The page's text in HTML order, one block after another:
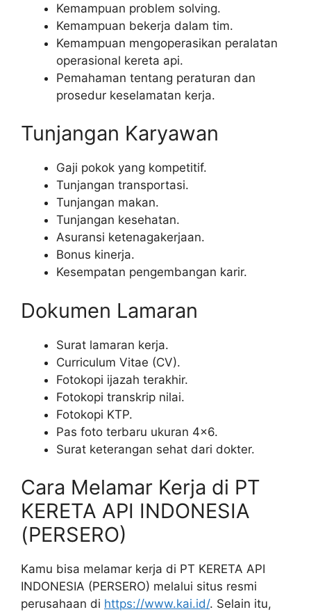
Kemampuan problem solving.
Kemampuan bekerja dalam tim.
Kemampuan mengoperasikan peralatan
operasional kereta api.
Pemahaman tentang peraturan dan
prosedur keselamatan kerja.
Tunjangan Karyawan
Gaji pokok yang kompetitif.
Tunjangan transportasi.
Tunjangan makan.
Tunjangan kesehatan.
Asuransi ketenagakerjaan.
Bonus kinerja.
Kesempatan pengembangan karir.
Dokumen Lamaran
Surat lamaran kerja.
Curriculum Vitae (CV).
Fotokopi ijazah terakhir.
Fotokopi transkrip nilai.
Fotokopi KTP.
Pas foto terbaru ukuran 4×6.
Surat keterangan sehat dari dokter.
Cara Melamar Kerja di PT
KERETA API INDONESIA
(PERSERO)
Kamu bisa melamar kerja di PT KERETA API
INDONESIA (PERSERO) melalui situs resmi
perusahaan di https://www.kai.id/. Selain itu,